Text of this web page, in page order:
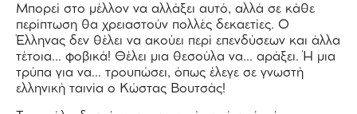
Μπορεί στο μέλλον να αλλάξει αυτό, αλλά σε κάθε
περίπτωση θα χρειαστούν πολλές δεκαετίες. Ο
Έλληνας δεν θέλει να ακούει περί επενδύσεων και άλλα
τέτοια… φοβικά! Θέλει μια θεσούλα να… αράξει. Ή μια
τρύπα για να… τρουπώσει, όπως έλεγε σε γνωστή
ελληνική ταινία ο Κώστας Βουτσάς!